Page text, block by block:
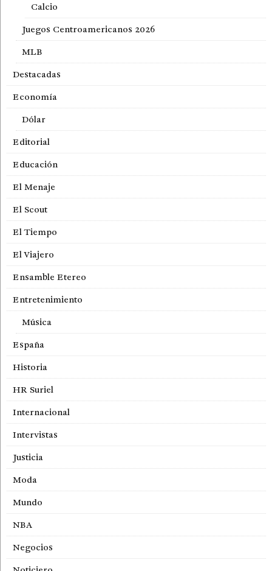
Calcio
Juegos Centroamericanos 2026
MLB
Destacadas
Economía
Dólar
Editorial
Educación
El Menaje
El Scout
El Tiempo
El Viajero
Ensamble Etereo
Entretenimiento
Música
España
Historia
HR Suriel
Internacional
Intervistas
Justicia
Moda
Mundo
NBA
Negocios